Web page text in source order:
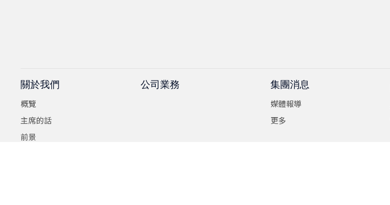
關於我們
概覽
主席的話
前景
公司業務
集團消息
媒體報導
更多